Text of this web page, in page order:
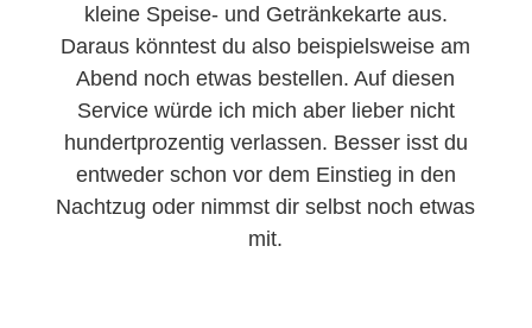
kleine Speise- und Getränkekarte aus.
Daraus könntest du also beispielsweise am
Abend noch etwas bestellen. Auf diesen
Service würde ich mich aber lieber nicht
hundertprozentig verlassen. Besser isst du
entweder schon vor dem Einstieg in den
Nachtzug oder nimmst dir selbst noch etwas
mit.